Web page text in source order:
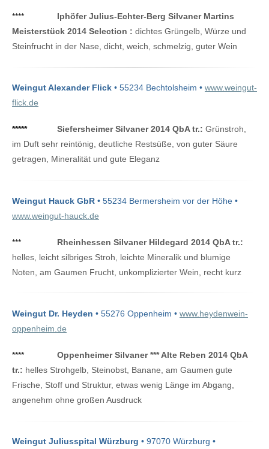
****
Iphöfer Julius-Echter-Berg Silvaner Martins
Meisterstück 2014 Selection : dichtes Grüngelb, Würze und
Steinfrucht in der Nase, dicht, weich, schmelzig, guter Wein
Weingut Alexander Flick • 55234 Bechtolsheim • www.weingut-
flick.de
***** Siefersheimer Silvaner 2014 QbA tr.: Grünstroh,
im Duft sehr reintönig, deutliche Restsüße, von guter Säure
getragen, Mineralität und gute Eleganz
Weingut Hauck GbR • 55234 Bermersheim vor der Höhe •
www.weingut-hauck.de
***
Rheinhessen Silvaner Hildegard 2014 QbA tr.:
helles, leicht silbriges Stroh, leichte Mineralik und blumige
Noten, am Gaumen Frucht, unkomplizierter Wein, recht kurz
Weingut Dr. Heyden • 55276 Oppenheim • www.heydenwein-
oppenheim.de
****
Oppenheimer Silvaner *** Alte Reben 2014 QbA
tr.: helles Strohgelb, Steinobst, Banane, am Gaumen gute
Frische, Stoff und Struktur, etwas wenig Länge im Abgang,
angenehm ohne großen Ausdruck
Weingut Juliusspital Würzburg • 97070 Würzburg •